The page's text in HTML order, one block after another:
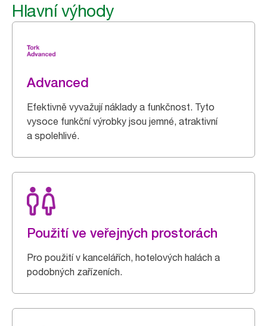
Hlavní výhody
Advanced
Efektivně vyvažují náklady a funkčnost. Tyto
vysoce funkční výrobky jsou jemné, atraktivní
a spolehlivé.
Použití ve veřejných prostorách
Pro použití v kancelářích, hotelových halách a
podobných zařízeních.